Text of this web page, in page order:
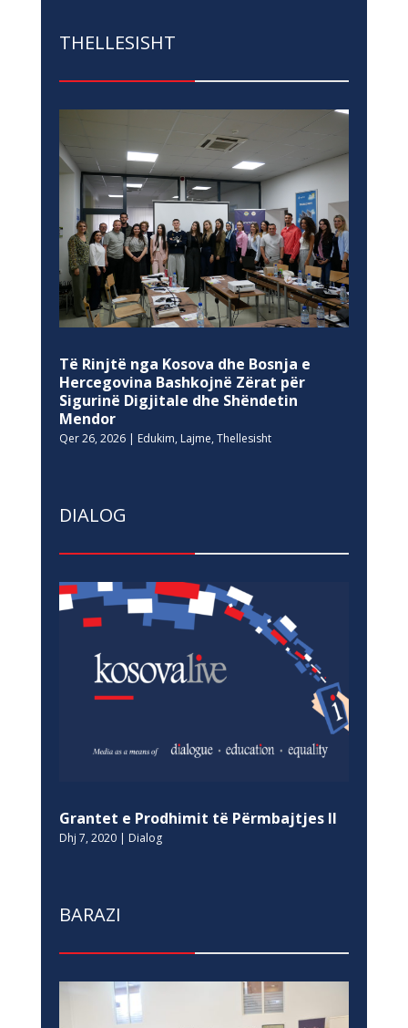
THELLESISHT
Të Rinjtë nga Kosova dhe Bosnja e
Hercegovina Bashkojnë Zërat për
Sigurinë Digjitale dhe Shëndetin
Mendor
Qer 26, 2026| Edukim, Lajme, Thellesisht
DIALOG
Grantet e Prodhimit të Përmbajtjes II
Dhj 7, 2020| Dialog
BARAZI